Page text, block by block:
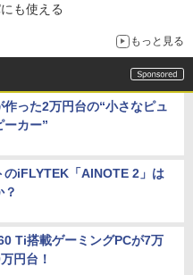
も使える
もっと見る
った2万円台の“小さなピュ
ーカー”
のiFLYTEK「AINOTE 2」は
Ti搭載ゲーミングPCが7万
円台！